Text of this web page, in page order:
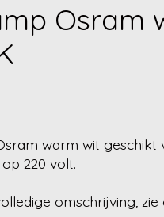
Osram
warm wit geschikt
220 volt.
omschrijving, zie